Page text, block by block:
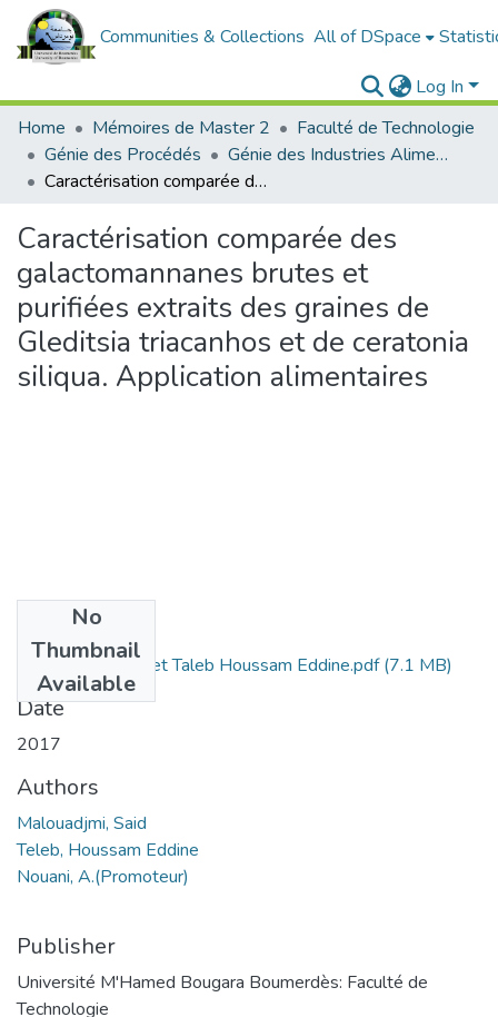
Communities & Collections All of DSpace
Log In
Home
Mémoires de Master 2
Faculté de Technologie
Génie des Procédés
Génie des Industries Alimentaires
Caractérisation comparée des galactomannanes brutes et purifiées extraits des graines de Gleditsia triacanhos et de ceratonia siliqua. Application alimentaires
Caractérisation comparée des
galactomannanes brutes et
purifiées extraits des graines de
Gleditsia triacanhos et de ceratonia
siliqua. Application alimentaires
No
Thumbnail
Available
Malouadjmi, Said et Taleb Houssam Eddine.pdf(7.1 MB)
Date
2017
Authors
Malouadjmi, Said
Teleb, Houssam Eddine
Nouani, A.(Promoteur)
Publisher
Université M'Hamed Bougara Boumerdès: Faculté de
Technologie